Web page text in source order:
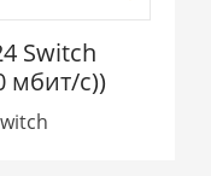
Switch
мбит/с))